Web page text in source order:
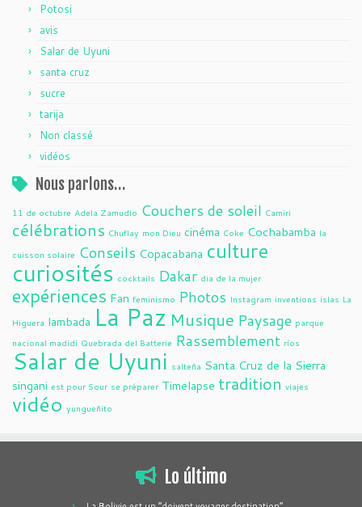
Potosi
avis
Salar de Uyuni
santa cruz
sucre
tarija
Non classé
vidéos
Nous parlons…
11 de octubre Adela Zamudio Couchers de soleil Camiri
célébrations Chuflay mon Dieu cinéma Coke Cochabamba la
cuisson solaire Conseils Copacabana culture
curiosités cocktails Dakar dia de la mujer
expériences Fan feminismo Photos Instagram inventions islas La
Higuera lambada La Paz Musique Paysage parque
nacional madidi Quebrada del Batterie Rassemblement ríos
Salar de Uyuni salteña Santa Cruz de la Sierra
singani est pour Sour se préparer Timelapse tradition viajes
vidéo yungueñito
Lo último